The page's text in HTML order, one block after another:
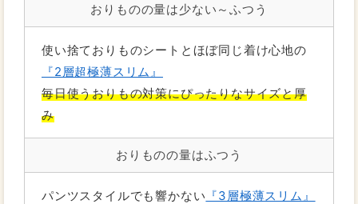
おりものの量は少ない～ふつう
使い捨ておりものシートとほぼ同じ着け心地の
『2層超極薄スリム』
毎日使うおりもの対策にぴったりなサイズと厚
み
おりものの量はふつう
パンツスタイルでも響かない 『3層極薄スリム』